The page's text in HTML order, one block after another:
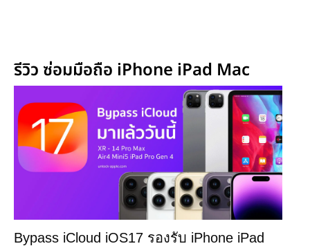
รีวิว ซ่อมมือถือ iPhone iPad Mac
Bypass iCloud iOS17 รองรับ iPhone iPad